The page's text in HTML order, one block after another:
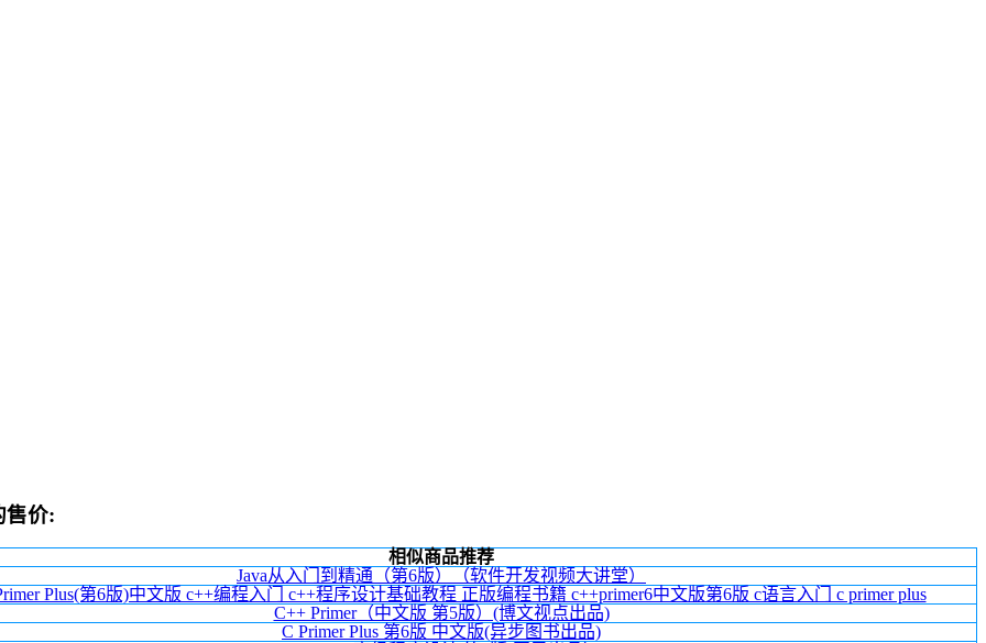
售价:
相似商品推荐
Java从入门到精通（第6版）（软件开发视频大讲堂）
Plus(第6版)中文版 c++编程入门 c++程序设计基础教程 正版编程书籍 c++primer6中文版第6版 c语言入门 c primer plus
C++ Primer（中文版 第5版）(博文视点出品)
C Primer Plus 第6版 中文版(异步图书出品)